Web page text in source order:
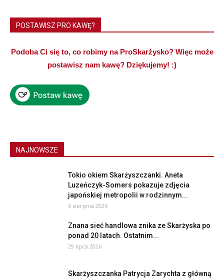
POSTAWISZ PRO KAWĘ?
Podoba Ci się to, co robimy na ProSkarżysko? Więc może
postawisz nam kawę? Dziękujemy! :)
NAJNOWSZE
Tokio okiem Skarżyszczanki. Aneta
Luzeńczyk-Somers pokazuje zdjęcia
japońskiej metropolii w rodzinnym...
6 sierpnia 2026
Znana sieć handlowa znika ze Skarżyska po
ponad 20 latach. Ostatnim...
29 lipca 2026
Skarżyszczanka Patrycja Zarychta z główną